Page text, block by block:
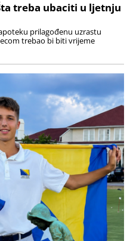
Šta treba ubaciti u ljetnju
prilagođenu uzrastu
trebao bi biti vrijeme